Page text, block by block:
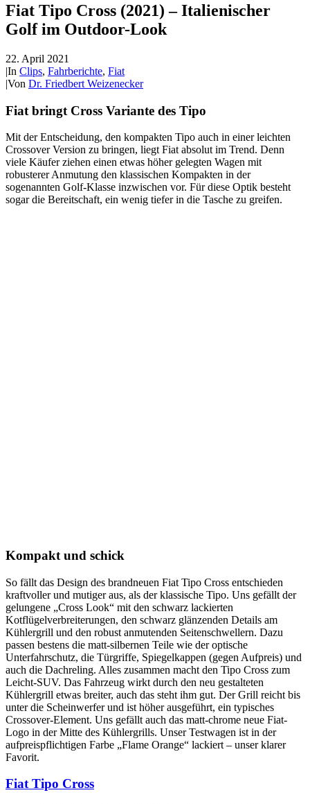
Fiat Tipo Cross (2021) – Italienischer
Golf im Outdoor-Look
22. April 2021
|In Clips, Fahrberichte, Fiat
|Von Dr. Friedbert Weizenecker
Fiat bringt Cross Variante des Tipo
Mit der Entscheidung, den kompakten Tipo auch in einer leichten
Crossover Version zu bringen, liegt Fiat absolut im Trend. Denn
viele Käufer ziehen einen etwas höher gelegten Wagen mit
robusterer Anmutung den klassischen Kompakten in der
sogenannten Golf-Klasse inzwischen vor. Für diese Optik besteht
sogar die Bereitschaft, ein wenig tiefer in die Tasche zu greifen.
Kompakt und schick
So fällt das Design des brandneuen Fiat Tipo Cross entschieden
kraftvoller und mutiger aus, als der klassische Tipo. Uns gefällt der
gelungene „Cross Look“ mit den schwarz lackierten
Kotflügelverbreiterungen, den schwarz glänzenden Details am
Kühlergrill und den robust anmutenden Seitenschwellern. Dazu
passen bestens die matt-silbernen Teile wie der optische
Unterfahrschutz, die Türgriffe, Spiegelkappen (gegen Aufpreis) und
auch die Dachreling. Alles zusammen macht den Tipo Cross zum
Leicht-SUV. Das Fahrzeug wirkt durch den neu gestalteten
Kühlergrill etwas breiter, auch das steht ihm gut. Der Grill reicht bis
unter die Scheinwerfer und ist höher ausgeführt, ein typisches
Crossover-Element. Uns gefällt auch das matt-chrome neue Fiat-
Logo in der Mitte des Kühlergrills. Unser Testwagen ist in der
aufpreispflichtigen Farbe „Flame Orange“ lackiert – unser klarer
Favorit.
Fiat Tipo Cross